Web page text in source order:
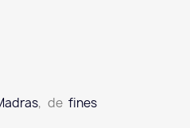
, defines